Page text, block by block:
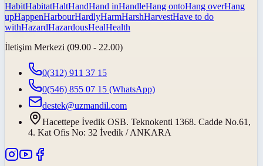
HabitHabitatHaltHandHand inHandleHang ontoHang overHang
upHappenHarbourHardlyHarmHarshHarvestHave to do
withHazardHazardousHealHealth
İletişim Merkezi (09.00 - 22.00)
0(312) 911 37 15
0(546) 855 07 15 (WhatsApp)
destek@uzmandil.com
Hacettepe İvedik OSB. Teknokenti 1368. Cadde No.61,
4. Kat Ofis No: 32 İvedik / ANKARA